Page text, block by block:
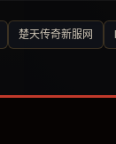
楚天传奇新服网